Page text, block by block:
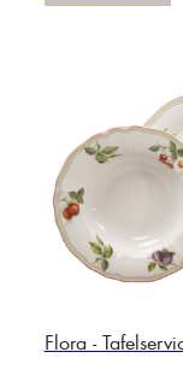
Flora -